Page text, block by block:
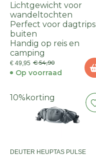
Lichtgewicht voor
wandeltochten
Perfect voor dagtrips
buiten
Handig op reis en
camping
€ 49,95 € 54,90
Op voorraad
10% korting
DEUTER HEUPTAS PULSE